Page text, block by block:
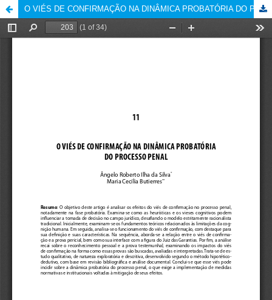
O VIÉS DE CONFIRMAÇÃO NA DINÂMICA PROBATÓRIA DO PROCESSO PENAL